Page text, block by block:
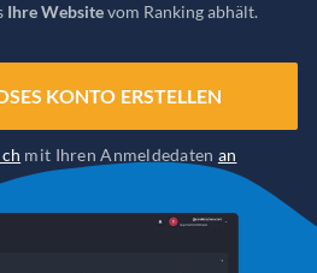
Ihre Websitevom Ranking abhält.
KONTO ERSTELLEN
mit Ihren Anmeldedaten an